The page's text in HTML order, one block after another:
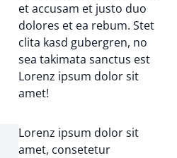
et accusam et justo duo
dolores et ea rebum. Stet
clita kasd gubergren, no
sea takimata sanctus est
Lorenz ipsum dolor sit
amet!
Lorenz ipsum dolor sit
amet, consetetur